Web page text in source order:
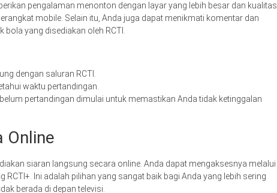
pengalaman menonton dengan layar yang lebih besar dan kualitas
mobile. Selain itu, Anda juga dapat menikmati komentar dan
yang disediakan oleh RCTI.
dengan saluran RCTI.
waktu pertandingan.
pertandingan dimulai untuk memastikan Anda tidak ketinggalan
Online
siaran langsung secara online. Anda dapat mengaksesnya melalui
RCTI+. Ini adalah pilihan yang sangat baik bagi Anda yang lebih sering
berada di depan televisi.